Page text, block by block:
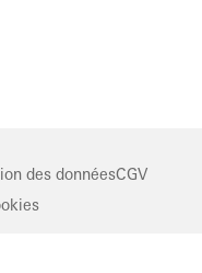
des donnéesCGV